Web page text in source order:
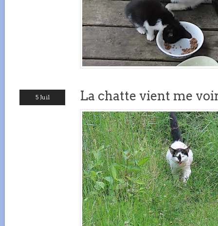
5 Juil La chatte vient me